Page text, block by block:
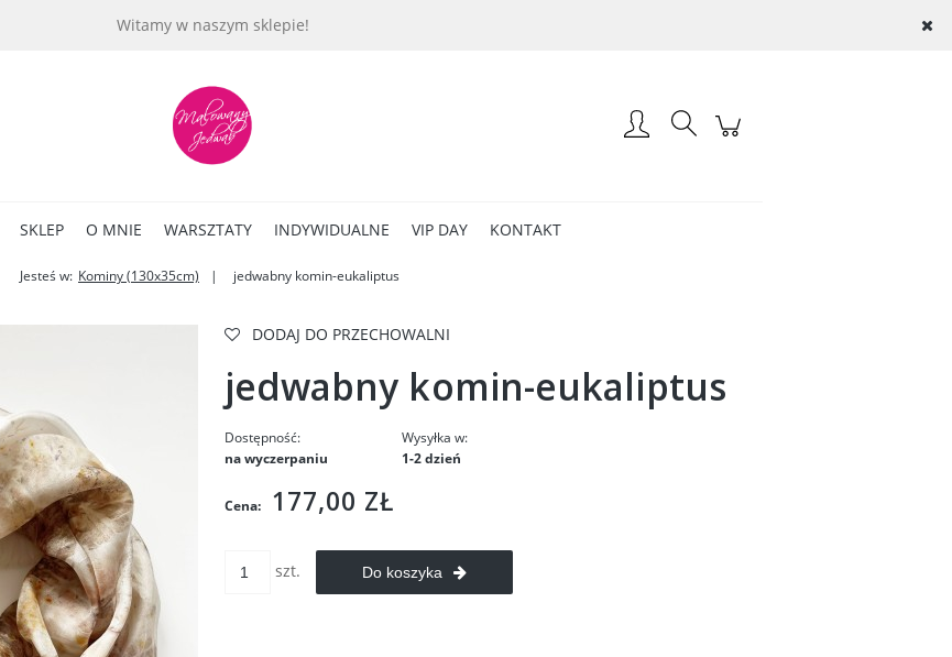
Witamy w naszym sklepie!
SKLEP O MNIE WARSZTATY INDYWIDUALNE VIP DAY KONTAKT
Jesteś w: Kominy (130x35cm) jedwabny komin-eukaliptus
DODAJ DO PRZECHOWALNI
jedwabny komin-eukaliptus
Dostępność:
na wyczerpaniu
Wysyłka w:
1-2 dzień
Cena: 177,00 ZŁ
szt. Do koszyka